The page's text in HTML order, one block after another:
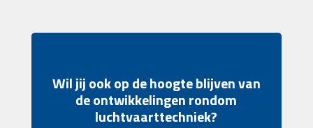
Wil jij ook op de hoogte blijven van
de ontwikkelingen rondom
luchtvaarttechniek?